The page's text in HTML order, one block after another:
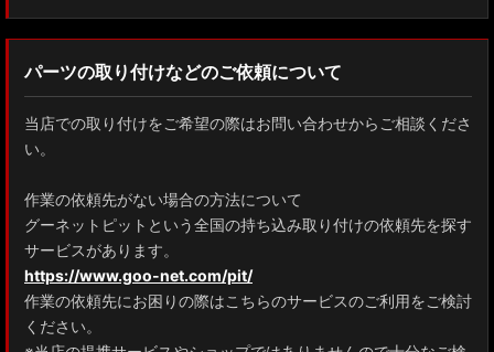
パーツの取り付けなどのご依頼について
当店での取り付けをご希望の際はお問い合わせからご相談くださ
い。
作業の依頼先がない場合の方法について
グーネットピットという全国の持ち込み取り付けの依頼先を探す
サービスがあります。
https://www.goo-net.com/pit/
作業の依頼先にお困りの際はこちらのサービスのご利用をご検討
ください。